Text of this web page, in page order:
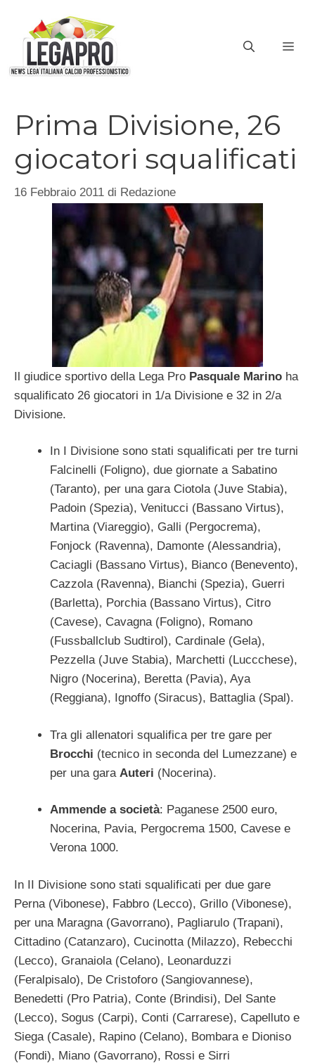
contenuto
Prima Divisione, 26
giocatori squalificati
16 Febbraio 2011 di Redazione
Il giudice sportivo della Lega Pro Pasquale Marino ha
squalificato 26 giocatori in 1/a Divisione e 32 in 2/a
Divisione.
In I Divisione sono stati squalificati per tre turni
Falcinelli (Foligno), due giornate a Sabatino
(Taranto), per una gara Ciotola (Juve Stabia),
Padoin (Spezia), Venitucci (Bassano Virtus),
Martina (Viareggio), Galli (Pergocrema),
Fonjock (Ravenna), Damonte (Alessandria),
Caciagli (Bassano Virtus), Bianco (Benevento),
Cazzola (Ravenna), Bianchi (Spezia), Guerri
(Barletta), Porchia (Bassano Virtus), Citro
(Cavese), Cavagna (Foligno), Romano
(Fussballclub Sudtirol), Cardinale (Gela),
Pezzella (Juve Stabia), Marchetti (Luccchese),
Nigro (Nocerina), Beretta (Pavia), Aya
(Reggiana), Ignoffo (Siracus), Battaglia (Spal).
Tra gli allenatori squalifica per tre gare per
Brocchi (tecnico in seconda del Lumezzane) e
per una gara Auteri (Nocerina).
Ammende a società: Paganese 2500 euro,
Nocerina, Pavia, Pergocrema 1500, Cavese e
Verona 1000.
In II Divisione sono stati squalificati per due gare
Perna (Vibonese), Fabbro (Lecco), Grillo (Vibonese),
per una Maragna (Gavorrano), Pagliarulo (Trapani),
Cittadino (Catanzaro), Cucinotta (Milazzo), Rebecchi
(Lecco), Granaiola (Celano), Leonarduzzi
(Feralpisalo), De Cristoforo (Sangiovannese),
Benedetti (Pro Patria), Conte (Brindisi), Del Sante
(Lecco), Sogus (Carpi), Conti (Carrarese), Capelluto e
Siega (Casale), Rapino (Celano), Bombara e Dioniso
(Fondi), Miano (Gavorrano), Rossi e Sirri